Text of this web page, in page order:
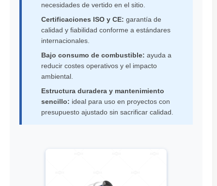
necesidades de vertido en el sitio.
Certificaciones ISO y CE: garantía de
calidad y fiabilidad conforme a estándares
internacionales.
Bajo consumo de combustible: ayuda a
reducir costes operativos y el impacto
ambiental.
Estructura duradera y mantenimiento
sencillo: ideal para uso en proyectos con
presupuesto ajustado sin sacrificar calidad.